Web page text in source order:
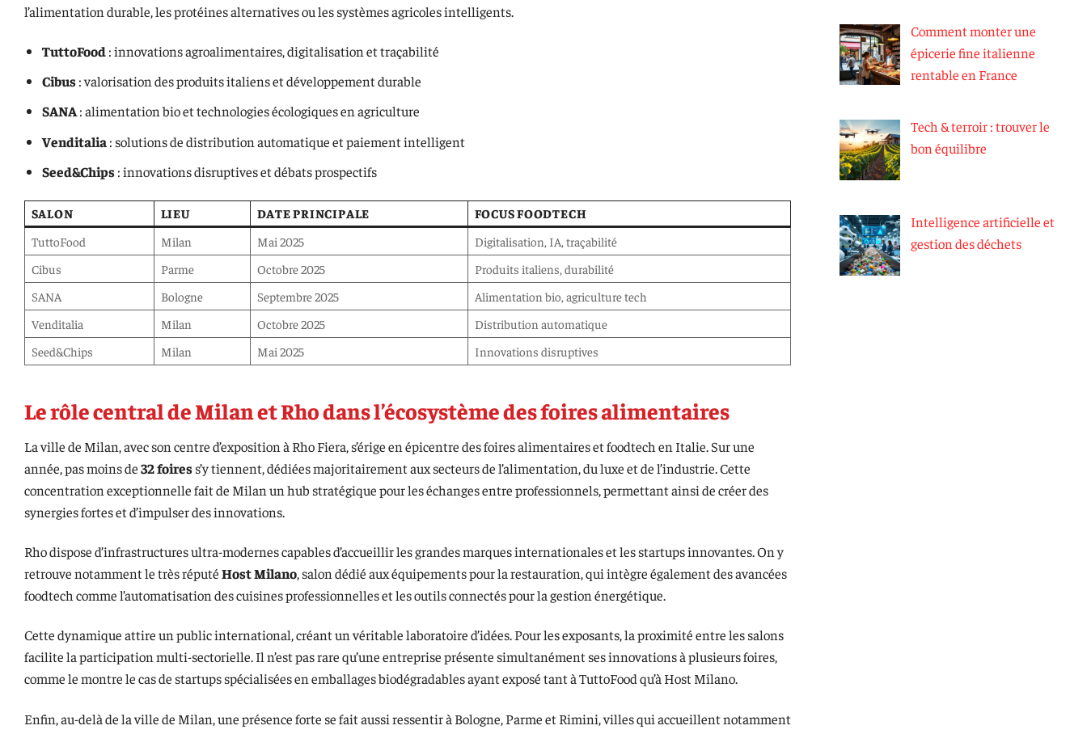
l’alimentation durable, les protéines alternatives ou les systèmes agricoles intelligents.
TuttoFood: innovations agroalimentaires, digitalisation et traçabilité
Cibus: valorisation des produits italiens et développement durable
SANA: alimentation bio et technologies écologiques en agriculture
Venditalia: solutions de distribution automatique et paiement intelligent
Seed&Chips: innovations disruptives et débats prospectifs
SALON LIEU DATE PRINCIPALE
FOCUS FOODTECH
TuttoFood
Milan Mai 2025
Digitalisation, IA, traçabilité
Cibus
Parme Octobre 2025
Produits italiens, durabilité
SANA
Bologne Septembre 2025
Alimentation bio, agriculture tech
Venditalia
Milan Octobre 2025
Distribution automatique
Seed&Chips
Milan Mai 2025 Innovations disruptives
Le rôle central de Milan et Rho dans l’écosystème des foires alimentaires
La ville de Milan, avec son centre d’exposition à Rho Fiera, s’érige en épicentre des foires alimentaires et foodtech en Italie. Sur une
année, pas moins de32 foiress’y tiennent, dédiées majoritairement aux secteurs de l’alimentation, du luxe et de l’industrie. Cette
concentration exceptionnelle fait de Milan un hub stratégique pour les échanges entre professionnels, permettant ainsi de créer des
synergies fortes et d’impulser des innovations.
Rho dispose d’infrastructures ultra-modernes capables d’accueillir les grandes marques internationales et les startups innovantes. On y
retrouve notamment le très réputéHost Milano, salon dédié aux équipements pour la restauration, qui intègre également des avancées
foodtech comme l’automatisation des cuisines professionnelles et les outils connectés pour la gestion énergétique.
Cette dynamique attire un public international, créant un véritable laboratoire d’idées. Pour les exposants, la proximité entre les salons
facilite la participation multi-sectorielle. Il n’est pas rare qu’une entreprise présente simultanément ses innovations à plusieurs foires,
comme le montre le cas de startups spécialisées en emballages biodégradables ayant exposé tant à TuttoFood qu’à Host Milano.
Enfin, au-delà de la ville de Milan, une présence forte se fait aussi ressentir à Bologne, Parme et Rimini, villes qui accueillent notamment
Comment monter une
épicerie fine italienne
rentable en France
Tech & terroir : trouver le
bon équilibre
Intelligence artificielle et
gestion des déchets